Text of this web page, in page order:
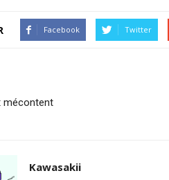
Facebook Twitter
mécontent
Kawasakii